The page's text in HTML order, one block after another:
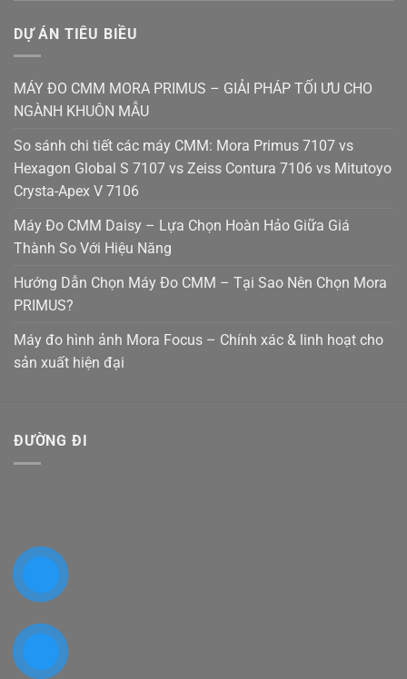
DỰ ÁN TIÊU BIỀU
MÁY ĐO CMM MORA PRIMUS – GIẢI PHÁP TỐI ƯU CHO
NGÀNH KHUÔN MẪU
So sánh chi tiết các máy CMM: Mora Primus 7107 vs
Hexagon Global S 7107 vs Zeiss Contura 7106 vs Mitutoyo
Crysta-Apex V 7106
Máy Đo CMM Daisy – Lựa Chọn Hoàn Hảo Giữa Giá
Thành So Với Hiệu Năng
Hướng Dẫn Chọn Máy Đo CMM – Tại Sao Nên Chọn Mora
PRIMUS?
Máy đo hình ảnh Mora Focus – Chính xác & linh hoạt cho
sản xuất hiện đại
ĐƯỜNG ĐI